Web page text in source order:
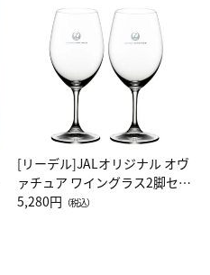
[リーデル]JALオリジナル オヴ
ァチュア ワイングラス2脚セッ
ト（レッドワイン）
5,280円 （税込）